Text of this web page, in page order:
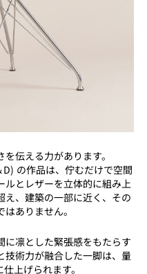
伝える力があります。
D) の作品は、佇むだけで空間
ルとレザーを立体的に組み上
え、建築の一部に近く、その
ありません。
に凛とした緊張感をもたらす
技術力が融合した一脚は、量
上げられます。